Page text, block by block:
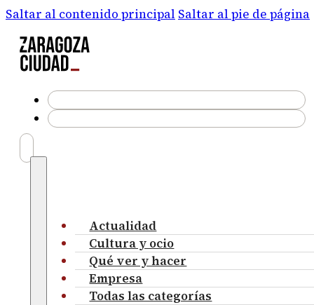
Saltar al contenido principal Saltar al pie de página
Actualidad
Cultura y ocio
Qué ver y hacer
Empresa
Todas las categorías